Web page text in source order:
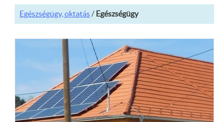
Egészségügy, oktatás/ Egészségügy